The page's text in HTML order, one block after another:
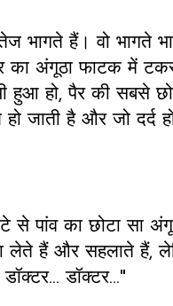
तेज भागते हैं। वो
का अंगूठा फाटक में
हुआ हो, पैर की सबसे
जाती है और जो दर्द
से पांव का छोटा सा
लेते हैं और सहलाते हैं,
डॉक्टर..."